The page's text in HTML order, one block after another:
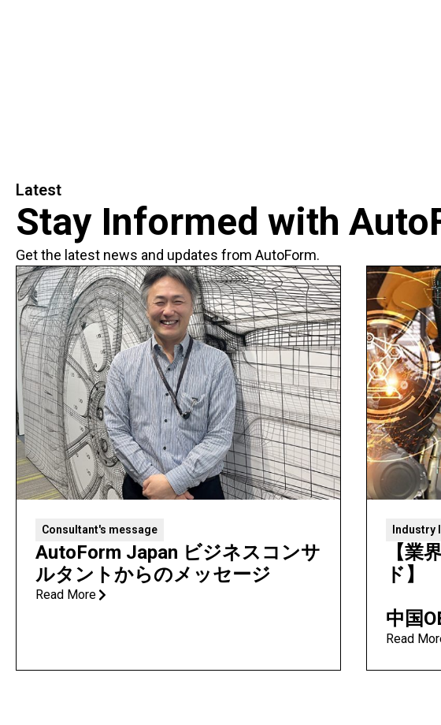
Latest
Stay Informed with
Get the latest news and updates from AutoForm.
Consultant's message
AutoForm Japan ビジネスコンサ
ルタントからのメッセージ
Read More
Industry
【業
中国
Read